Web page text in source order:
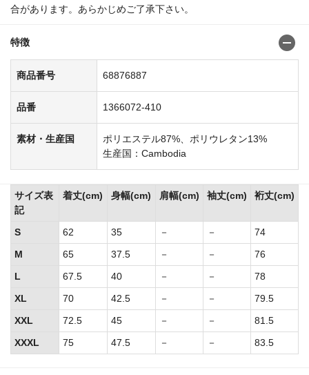
合があります。あらかじめご了承下さい。
特徴
商品番号 68876887
品番 1366072-410
素材・生産国
ポリエステル87%、ポリウレタン13%
生産国：Cambodia
サイズ表
記
着丈(cm) 身幅(cm) 肩幅(cm) 袖丈(cm) 裄丈(cm)
S 62 35 － －
74
M
65 37.5 － －
76
L
67.5 40 － －
78
XL
70 42.5 － －
79.5
XXL
72.5 45 － －
81.5
XXXL
75 47.5 － － 83.5